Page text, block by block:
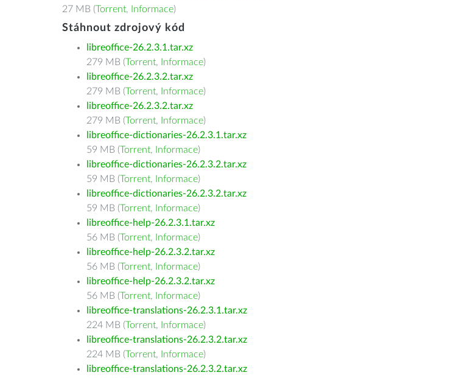
27 MB (Torrent, Informace)
Stáhnout zdrojový kód
libreoffice-26.2.3.1.tar.xz
279 MB (Torrent, Informace)
libreoffice-26.2.3.2.tar.xz
279 MB (Torrent, Informace)
libreoffice-26.2.3.2.tar.xz
279 MB (Torrent, Informace)
libreoffice-dictionaries-26.2.3.1.tar.xz
59 MB (Torrent, Informace)
libreoffice-dictionaries-26.2.3.2.tar.xz
59 MB (Torrent, Informace)
libreoffice-dictionaries-26.2.3.2.tar.xz
59 MB (Torrent, Informace)
libreoffice-help-26.2.3.1.tar.xz
56 MB (Torrent, Informace)
libreoffice-help-26.2.3.2.tar.xz
56 MB (Torrent, Informace)
libreoffice-help-26.2.3.2.tar.xz
56 MB (Torrent, Informace)
libreoffice-translations-26.2.3.1.tar.xz
224 MB (Torrent, Informace)
libreoffice-translations-26.2.3.2.tar.xz
224 MB (Torrent, Informace)
libreoffice-translations-26.2.3.2.tar.xz